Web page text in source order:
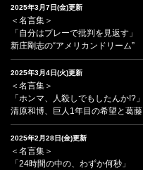
2025年3月7日(金)更新
＜名言集＞
「自分はプレーで批判を見返す」
新庄剛志の“アメリカンドリーム”
2025年3月4日(火)更新
＜名言集＞
「ホンマ、人殺しでもしたんか!?」
清原和博、巨人1年目の希望と葛藤
2025年2月28日(金)更新
＜名言集＞
「24時間の中の、わずか何秒」